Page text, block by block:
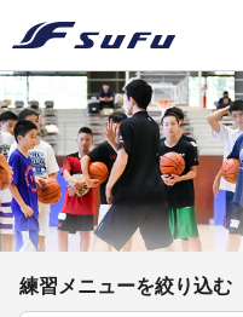
練習メニューを絞り込む